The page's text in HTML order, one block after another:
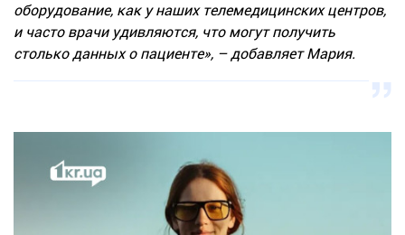
оборудование, как у наших телемедицинских центров,
и часто врачи удивляются, что могут получить
столько данных о пациенте», – добавляет Мария.